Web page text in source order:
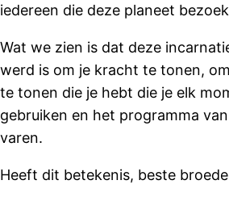
iedereen die deze planeet
Wat we zien is dat deze
werd is om je kracht te tonen,
te tonen die je hebt die je elk
gebruiken en het programma
varen.
Heeft dit betekenis, beste